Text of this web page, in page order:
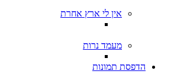
אין לי ארץ אחרת
מעמד נרות
הדפסת תמונות